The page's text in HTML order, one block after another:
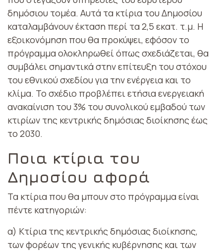
δημόσιου τομέα. Αυτά τα κτίρια του Δημοσίου
καταλαμβάνουν έκταση περί τα 2,5 εκατ. τ.μ. Η
εξοικονόμηση που θα προκύψει, εφόσον το
πρόγραμμα ολοκληρωθεί όπως σχεδιάζεται, θα
συμβάλει σημαντικά στην επίτευξη του στόχου
του εθνικού σχεδίου για την ενέργεια και το
κλίμα. Το σχέδιο προβλέπει ετήσια ενεργειακή
ανακαίνιση του 3% του συνολικού εμβαδού των
κτιρίων της κεντρικής δημόσιας διοίκησης έως
το 2030.
Ποια κτίρια του
Δημοσίου αφορά
Τα κτίρια που θα μπουν στο πρόγραμμα είναι
πέντε κατηγοριών:
α) Κτίρια της κεντρικής δημόσιας διοίκησης,
των φορέων της γενικής κυβέρνησης και των